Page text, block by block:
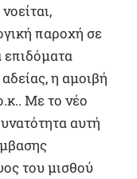
παροχή σε
επιδόματα
η αμοιβή
Με το νέο
αυτή
του μισθού